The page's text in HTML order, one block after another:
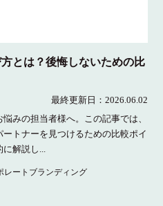
とは？後悔しないための比
最終更新日： 2026.06.02
みの担当者様へ。この記事では、
トナーを見つけるための比較ポイ
解説し...
レートブランディング